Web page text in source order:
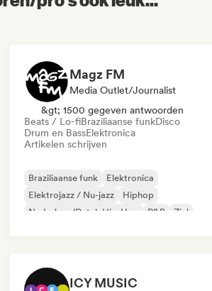
Magz FM
Media Outlet/Journalist
&gt; 1500 gegeven antwoorden
Beats / Lo-fiBraziliaanse funkDisco
Drum en BassElektronica
Artikelen schrijven
Braziliaanse funk
Elektronica
Elektrojazz / Nu-jazz
Hiphop
Nederhop/Dutch Hip-Hop
R&B
Ziel
ICY MUSIC